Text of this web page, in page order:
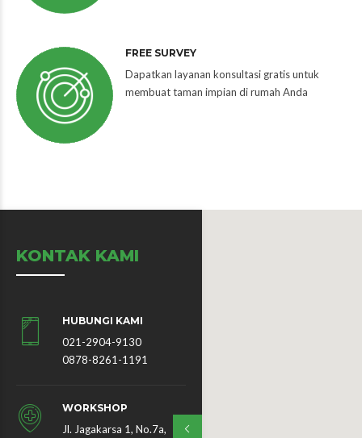
FREE SURVEY
Dapatkan layanan konsultasi gratis untuk
membuat taman impian di rumah Anda
KONTAK KAMI
HUBUNGI KAMI
021-2904-9130
0878-8261-1191
WORKSHOP
Jl. Jagakarsa 1, No.7a,